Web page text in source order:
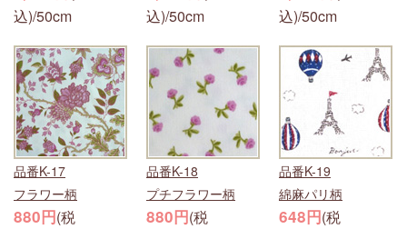
込)/50cm
込)/50cm
込)/50cm
品番K-17
フラワー柄
880円(税
品番K-18
プチフラワー柄
880円(税
品番K-19
綿麻パリ柄
648円(税